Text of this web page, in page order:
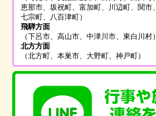
恵那市、坂祝町、富加町、川辺町、関市、
七宗町、八百津町）
飛騨方面
（下呂市、高山市、中津川市、東白川村）
北方方面
（北方町、本巣市、大野町、神戸町）